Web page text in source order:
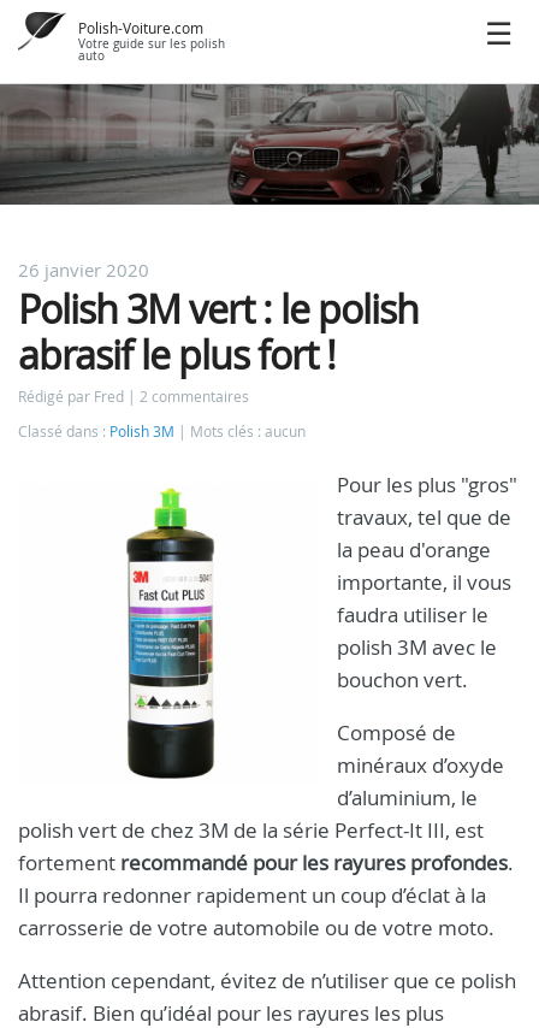
Polish-Voiture.com
Votre guide sur les polish
auto
26 janvier 2020
Polish 3M vert : le polish
abrasif le plus fort !
Rédigé par Fred
2 commentaires
Classé dans : Polish 3M Mots clés : aucun
Pour les plus "gros"
travaux, tel que de
la peau d'orange
importante, il vous
faudra utiliser le
polish 3M avec le
bouchon vert.
Composé de
minéraux d’oxyde
d’aluminium, le
polish vert de chez 3M de la série Perfect-It III, est
fortement recommandé pour les rayures profondes.
Il pourra redonner rapidement un coup d’éclat à la
carrosserie de votre automobile ou de votre moto.
Attention cependant, évitez de n’utiliser que ce polish
abrasif. Bien qu’idéal pour les rayures les plus